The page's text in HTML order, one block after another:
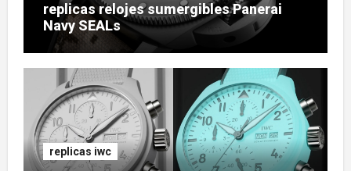
replicas relojes sumergibles Panerai
Navy SEALs
replicas iwc